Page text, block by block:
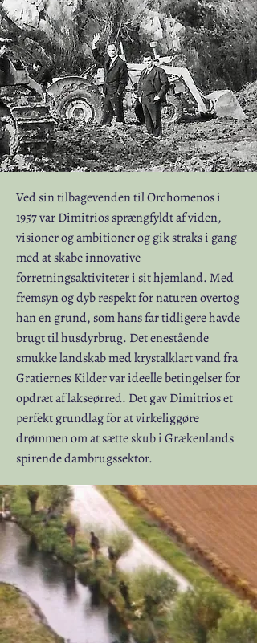
Ved sin tilbagevenden til Orchomenos i
1957 var Dimitrios sprængfyldt af viden,
visioner og ambitioner og gik straks i gang
med at skabe innovative
forretningsaktiviteter i sit hjemland. Med
fremsyn og dyb respekt for naturen overtog
han en grund, som hans far tidligere havde
brugt til husdyrbrug. Det enestående
smukke landskab med krystalklart vand fra
Gratiernes Kilder var ideelle betingelser for
opdræt af lakseørred. Det gav Dimitrios et
perfekt grundlag for at virkeliggøre
drømmen om at sætte skub i Grækenlands
spirende dambrugssektor.